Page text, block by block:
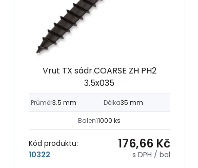
Vrut TX sádr.COARSE ZH PH2
3.5x035
Průměr3.5 mm Délka35 mm
Balení1000 ks
Kód produktu:
10322
176,66 Kč
s DPH / bal